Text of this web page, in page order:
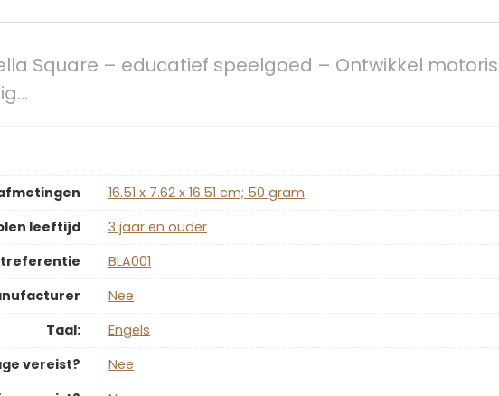
Square – educatief speelgoed – Ontwikkel
‎16.51 x 7.62 x 16.51 cm; 50 gram
leeftijd
‎3 jaar en ouder
‎BLA001
‎Nee
Taal:
‎Engels
vereist?
‎Nee